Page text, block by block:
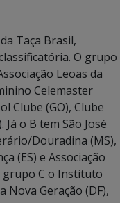
Taça Brasil,
O grupo
Leoas da
Celemaster
Clube (GO), Clube
Já o B tem São José
Douradina (MS),
(ES) e Associação
grupo C o Instituto
Nova Geração (DF),